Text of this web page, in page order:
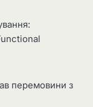
перемовини з